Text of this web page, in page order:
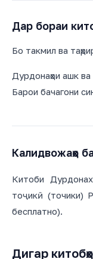
Дар бораи
Бо такмил ва
Дурдонаҳои ашк ва
Барои бачагони
Калидвожаҳо
Китоби
тоҷикӣ (точики)
бесплатно).
Дигар китобҳо